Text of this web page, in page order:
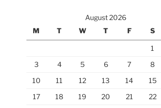
August 2026
M
T W T F S
1
3
4 5 6 7 8
10
11 12 13 14 15
17
18 19 20 21 22